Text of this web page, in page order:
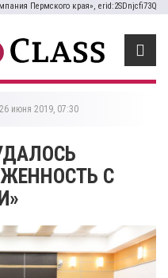
Пермского края», erid:2SDnjcfi73Q
26 июня 2019, 07:30
С